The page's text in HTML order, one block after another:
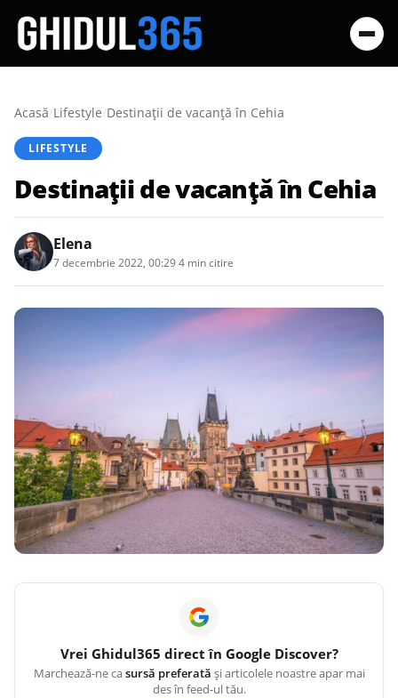
Acasă/Lifestyle/Destinații de vacanță în Cehia
LIFESTYLE
Destinații de vacanță în Cehia
Elena
7 decembrie 2022, 00:294 min citire
Vrei Ghidul365 direct în Google Discover?
Marchează-ne casursă preferată și articolele noastre apar mai
des în feed-ul tău.